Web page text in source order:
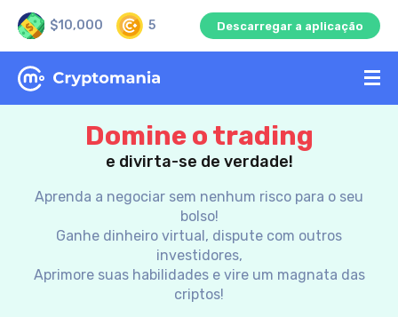
$10,000 5 Descarregar a aplicação
Domine o trading
e divirta-se de verdade!
Aprenda a negociar sem nenhum risco para o seu
bolso!
Ganhe dinheiro virtual, dispute com outros
investidores,
Aprimore suas habilidades e vire um magnata das
criptos!